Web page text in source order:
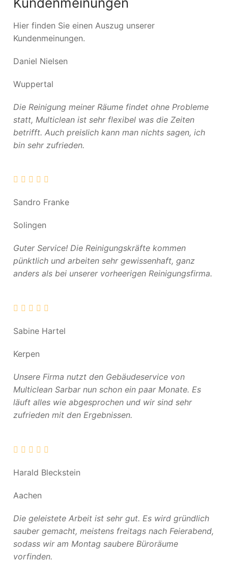
Hier finden Sie einen Auszug unserer
Kundenmeinungen.
Daniel Nielsen
Wuppertal
Die Reinigung meiner Räume findet ohne Probleme
statt, Multiclean ist sehr flexibel was die Zeiten
betrifft. Auch preislich kann man nichts sagen, ich
bin sehr zufrieden.
Sandro Franke
Solingen
Guter Service! Die Reinigungskräfte kommen
pünktlich und arbeiten sehr gewissenhaft, ganz
anders als bei unserer vorheerigen Reinigungsfirma.
Sabine Hartel
Kerpen
Unsere Firma nutzt den Gebäudeservice von
Multiclean Sarbar nun schon ein paar Monate. Es
läuft alles wie abgesprochen und wir sind sehr
zufrieden mit den Ergebnissen.
Harald Bleckstein
Aachen
Die geleistete Arbeit ist sehr gut. Es wird gründlich
sauber gemacht, meistens freitags nach Feierabend,
sodass wir am Montag saubere Büroräume
vorfinden.